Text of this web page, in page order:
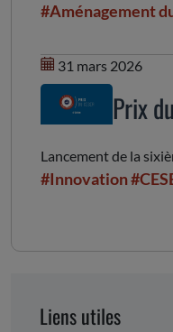
#Aménagement
31 mars 2026
Prix
Lancement de la
#Innovation
Liens utiles